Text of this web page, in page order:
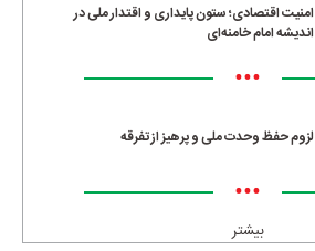
امنیت اقتصادی؛ ستون پایداری و اقتدار ملی در
اندیشه امام خامنه‌ای
•••
لزوم حفظ وحدت ملی و پرهیز از تفرقه
•••
بیشتر